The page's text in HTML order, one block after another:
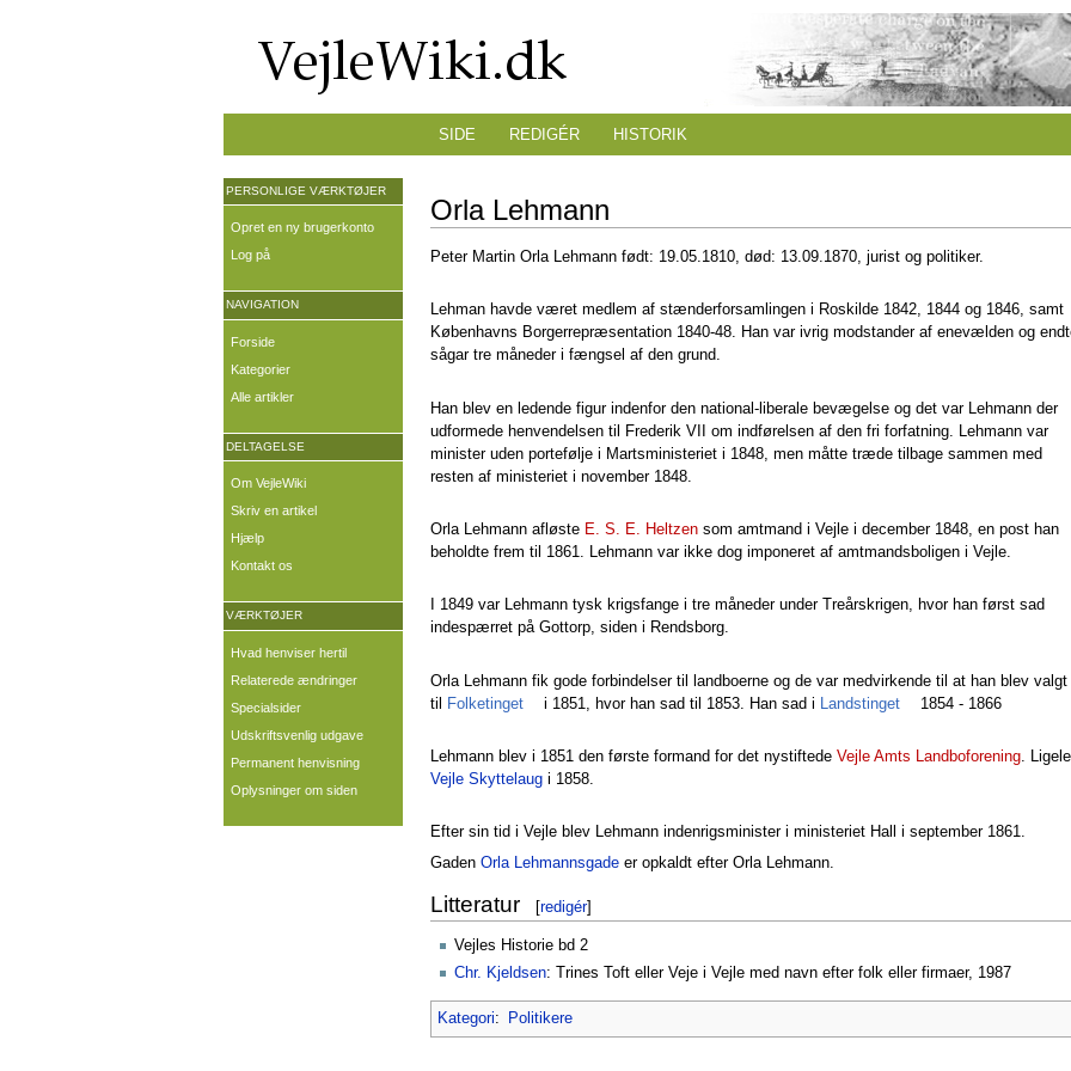
Orla Lehmann
Peter Martin Orla Lehmann født: 19.05.1810, død: 13.09.1870, jurist og politiker.
Lehman havde været medlem af stænderforsamlingen i Roskilde 1842, 1844 og 1846, samt
Københavns Borgerrepræsentation 1840-48. Han var ivrig modstander af enevælden og
sågar tre måneder i fængsel af den grund.
Han blev en ledende figur indenfor den national-liberale bevægelse og det var Lehmann der
udformede henvendelsen til Frederik VII om indførelsen af den fri forfatning. Lehmann var
minister uden portefølje i Martsministeriet i 1848, men måtte træde tilbage sammen med
resten af ministeriet i november 1848.
Orla Lehmann afløste E. S. E. Heltzen som amtmand i Vejle i december 1848, en post han
beholdte frem til 1861. Lehmann var ikke dog imponeret af amtmandsboligen i Vejle.
I 1849 var Lehmann tysk krigsfange i tre måneder under Treårskrigen, hvor han først sad
indespærret på Gottorp, siden i Rendsborg.
Orla Lehmann fik gode forbindelser til landboerne og de var medvirkende til at han blev valgt
til
Folketinget i 1851, hvor han sad til 1853. Han sad i Landstinget 1854 - 1866
Lehmann blev i 1851 den første formand for det nystiftede Vejle Amts Landboforening.
Vejle Skyttelaug i 1858.
Efter sin tid i Vejle blev Lehmann indenrigsminister i ministeriet Hall i september 1861.
Gaden Orla Lehmannsgade er opkaldt efter Orla Lehmann.
Litteratur [redigér]
Vejles Historie bd 2
Chr. Kjeldsen: Trines Toft eller Veje i Vejle med navn efter folk eller firmaer, 1987
Kategori: Politikere
SIDE REDIGÉR HISTORIK
PERSONLIGE VÆRKTØJER
Opret en ny brugerkonto
Log på
NAVIGATION
Forside
Kategorier
Alle artikler
DELTAGELSE
Om VejleWiki
Skriv en artikel
Hjælp
Kontakt os
VÆRKTØJER
Hvad henviser hertil
Relaterede ændringer
Specialsider
Udskriftsvenlig udgave
Permanent henvisning
Oplysninger om siden